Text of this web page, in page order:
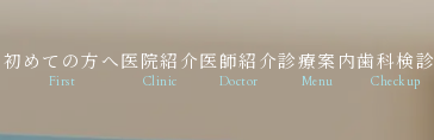
初めての方へ
First
医院紹介
Clinic
医師紹介
Doctor
診療案内
Menu
歯科検診
Checkup